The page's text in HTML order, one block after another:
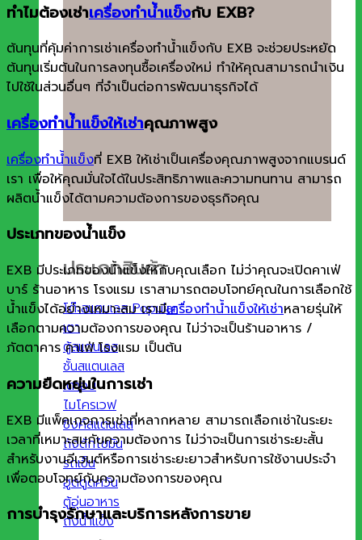
ประเภทสินค้า
โต๊ะสแตนเลส
เตา
ตู้สแตนเลส
ชั้นสแตนเลส
เตาอบ
ไมโครเวฟ
ซิงค์สแตนเลส
ถังดักไขมัน
รถเข็น
ฮูดดูดควัน
ตู้อุ่นอาหาร
ถังน้ำแข็ง
ทำไมต้องเช่าเครื่องทำน้ำแข็งกับ EXB?
ต้นทุนที่คุ้มค่าการเช่าเครื่องทำน้ำแข็งกับ EXB จะช่วยประหยัด
ต้นทุนเริ่มต้นในการลงทุนซื้อเครื่องใหม่ ทำให้คุณสามารถนำเงิน
ไปใช้ในส่วนอื่นๆ ที่จำเป็นต่อการพัฒนาธุรกิจได้
เครื่องทำน้ำแข็งให้เช่าคุณภาพสูง
เครื่องทำน้ำแข็งที่ EXB ให้เช่าเป็นเครื่องคุณภาพสูงจากแบรนด์
เรา เพื่อให้คุณมั่นใจได้ในประสิทธิภาพและความทนทาน สามารถ
ผลิตน้ำแข็งได้ตามความต้องการของธุรกิจคุณ
ประเภทของน้ำแข็ง
EXB มีประเภทของน้ำแข็งให้กับคุณเลือก ไม่ว่าคุณจะเปิดคาเฟ่
บาร์ ร้านอาหาร โรงแรม เราสามารถตอบโจทย์คุณในการเลือกใช้
น้ำแข็งได้อย่างเหมาะสม เรามีเครื่องทำน้ำแข็งให้เช่าหลายรุ่นให้
เลือกตามความต้องการของคุณ ไม่ว่าจะเป็นร้านอาหาร /
ภัตตาคาร คาเฟ่ โรงแรม เป็นต้น
ความยืดหยุ่นในการเช่า
EXB มีแพ็คเกจการเช่าที่หลากหลาย สามารถเลือกเช่าในระยะ
เวลาที่เหมาะสมกับความต้องการ ไม่ว่าจะเป็นการเช่าระยะสั้น
สำหรับงานอีเวนต์หรือการเช่าระยะยาวสำหรับการใช้งานประจำ
เพื่อตอบโจทย์กับความต้องการของคุณ
การบำรุงรักษาและบริการหลังการขาย